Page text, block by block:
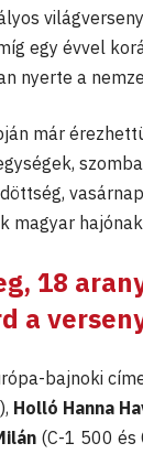
egy évvel
nyerte a
már
magyar
18
a
bajnoki
Holló Hanna
(C-1 500 és